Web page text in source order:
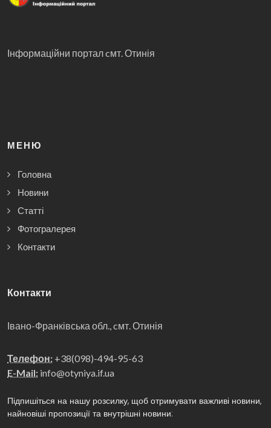
Інформаційни портал cмт. Отинія
МЕНЮ
Головна
Новини
Статті
Фотогралерея
Контакти
Контакти
Івано-Франківська обл., cмт. Отинія
Телефон: +38(098)-494-95-63
E-Mail: info@otyniya.if.ua
Підпишіться на нашу розсилку, щоб отримувати важливі новини,
найновіші пропозиції та внутрішні новини: